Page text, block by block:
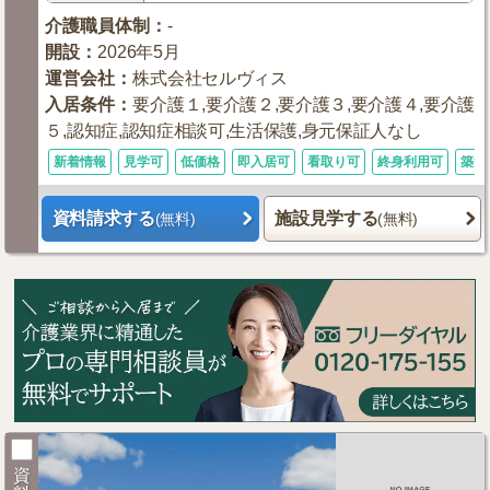
介護職員体制 ：-
開設 ： 2026年5月
運営会社 ：株式会社セルヴィス
入居条件：要介護１,要介護２,要介護３,要介護４,要介護
５,認知症,認知症相談可,生活保護,身元保証人なし
新着情報 見学可 低価格 即入居可 看取り可 終身利用可 築浅
資料請求する(無料) 施設見学する(無料)
資